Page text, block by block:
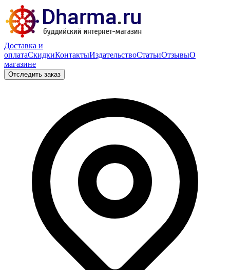
Доставка и
оплатаСкидкиКонтактыИздательствоСтатьиОтзывыО
магазине
Отследить заказ